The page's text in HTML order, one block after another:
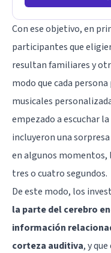
Con ese objetivo, en
participantes que
resultan familiares y
modo que cada
musicales
empezado a escuchar
incluyeron una
en algunos momentos,
tres o cuatro segundos.
De este modo, los
la parte del cerebro
información
corteza auditiva, y